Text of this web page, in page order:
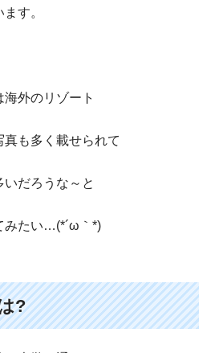
す。
外のリゾート
真も多く載せられて
だろうな～と
みたい…(*´ω｀*)
?